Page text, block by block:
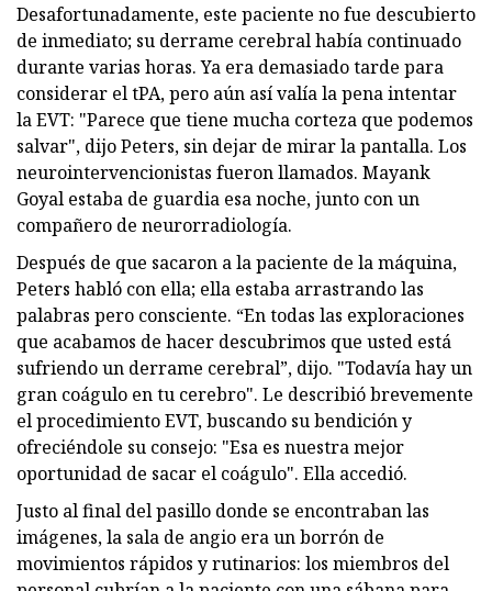
Desafortunadamente, este paciente no fue descubierto
de inmediato; su derrame cerebral había continuado
durante varias horas. Ya era demasiado tarde para
considerar el tPA, pero aún así valía la pena intentar
la EVT: "Parece que tiene mucha corteza que podemos
salvar", dijo Peters, sin dejar de mirar la pantalla. Los
neurointervencionistas fueron llamados. Mayank
Goyal estaba de guardia esa noche, junto con un
compañero de neurorradiología.
Después de que sacaron a la paciente de la máquina,
Peters habló con ella; ella estaba arrastrando las
palabras pero consciente. “En todas las exploraciones
que acabamos de hacer descubrimos que usted está
sufriendo un derrame cerebral”, dijo. "Todavía hay un
gran coágulo en tu cerebro". Le describió brevemente
el procedimiento EVT, buscando su bendición y
ofreciéndole su consejo: "Esa es nuestra mejor
oportunidad de sacar el coágulo". Ella accedió.
Justo al final del pasillo donde se encontraban las
imágenes, la sala de angio era un borrón de
movimientos rápidos y rutinarios: los miembros del